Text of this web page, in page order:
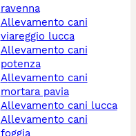
ravenna
allevamento cani
viareggio lucca
allevamento cani
potenza
allevamento cani
mortara pavia
allevamento cani lucca
allevamento cani